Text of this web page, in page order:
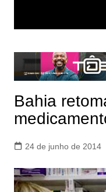
Bahia
24 de junho de 2014